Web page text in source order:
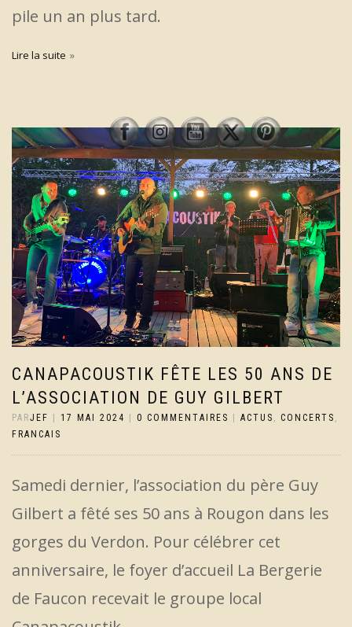
pile un an plus tard.
Lire la suite
CANAPACOUSTIK FÊTE LES 50 ANS DE
L’ASSOCIATION DE GUY GILBERT
PARJEF 17 MAI 2024 0 COMMENTAIRES ACTUS , CONCERTS ,
FRANCAIS
Samedi dernier, l’association du père Guy
Gilbert a fêté ses 50 ans à Rougon dans les
gorges du Verdon. Pour célébrer cet
anniversaire, le foyer d’accueil La Bergerie
de Faucon recevait le groupe local